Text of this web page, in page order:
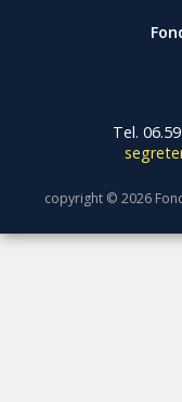
Tel.
copyright © 2026